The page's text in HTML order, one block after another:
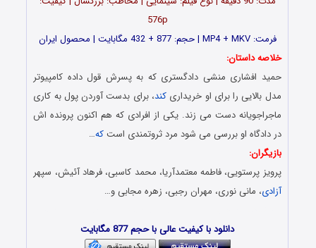
576p
فرمت: MP4 + MKV | حجم: 877 + 432 مگابایت | محصول ایران
خلاصه داستان:
حمید افشاری منشی دادگستری که به پسرش قول داده کامپیوتر
مدل بالایی را برای او خریداری کند، برای بدست آوردن پول به کاری
ماجراجویانه دست می زند. یکی از افرادی که هم اکنون پرونده اش
در دادگاه او بررسی می شود مرد ثروتمندی استکه…
بازیگران:
پرویز پرستویی، فاطمه معتمدآریا، محمد کاسبی، فرهاد آئیش، سپهر
آزادی، مانی نوری، مهران رجبی، زهره مجابی و…
دانلود با کیفیت عالی با حجم 877 مگابایت